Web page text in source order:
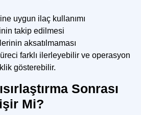
uygun ilaç kullanımı
takip edilmesi
aksatılmaması
farklı ilerleyebilir ve operasyon
gösterebilir.
Sonrası
Mi?